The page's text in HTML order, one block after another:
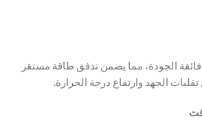
فائقة الجودة، مما يضمن تدفق طاقة مستقر
الجهد وارتفاع درجة الحرارة.